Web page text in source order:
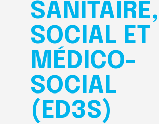
SANITAIRE,
SOCIAL ET
MÉDICO-
SOCIAL
(ED3S)